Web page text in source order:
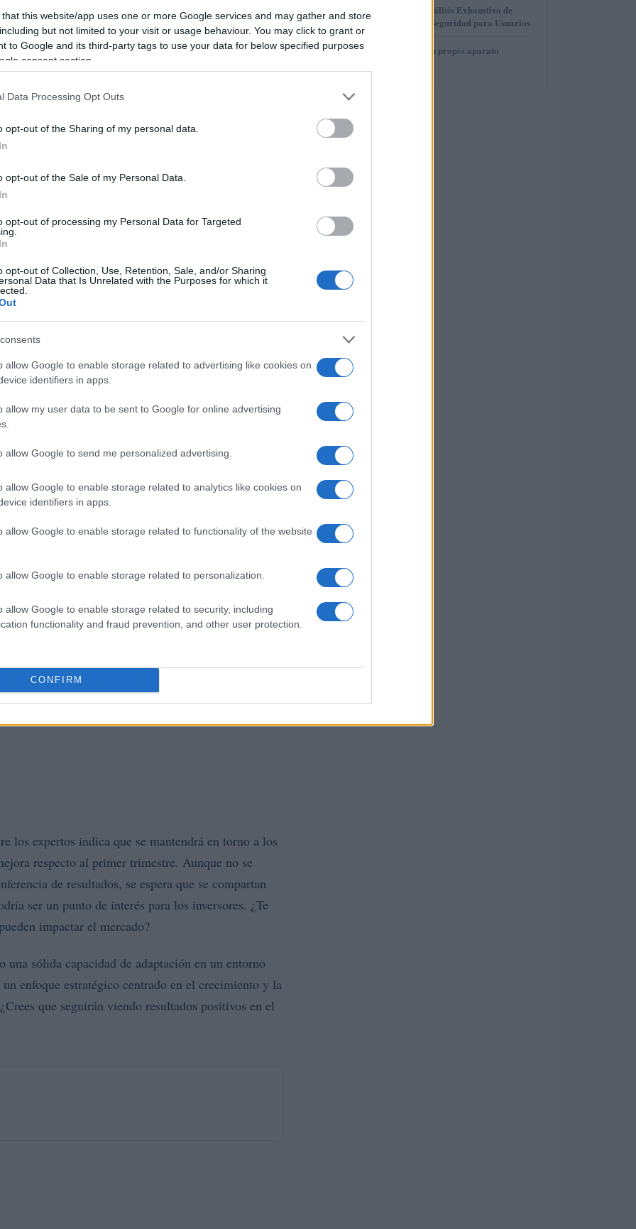
that this website/app uses one or more Google services and may gather and store
but not limited to your visit or usage behaviour. You may click to grant or
to Google and its third-party tags to use your data for below specified purposes
consent section.
Data Processing Opt Outs
opt-out of the Sharing of my personal data.
opt-out of the Sale of my Personal Data.
opt-out of processing my Personal Data for Targeted
opt-out of Collection, Use, Retention, Sale, and/or Sharing
Data that Is Unrelated with the Purposes for which it
allow Google to enable storage related to advertising like cookies on
identifiers in apps.
allow my user data to be sent to Google for online advertising
allow Google to send me personalized advertising.
allow Google to enable storage related to analytics like cookies on
identifiers in apps.
allow Google to enable storage related to functionality of the website
allow Google to enable storage related to personalization.
allow Google to enable storage related to security, including
functionality and fraud prevention, and other user protection.
CONFIRM
Banco Santander mantenga su rentabilidad. Se
los
de inversión y seguros, además de las comisiones
a mejorar su situación financiera. ¿Te has dado
la diferencia?
que Banco Santander obtenga sinergias
el mercado británico. Esta compra se alinea con la
en la banca minorista digital y optimizar su
en un crecimiento sostenido a largo plazo. ¿Qué
el capital tangible (RoTE) de Banco Santander
a los objetivos establecidos por el grupo. En cuanto
, respaldada por la generación orgánica y una gestión
los expertos indica que se mantendrá en torno a los
respecto al primer trimestre. Aunque no se
de resultados, se espera que se compartan
ser un punto de interés para los inversores. ¿Te
impactar el mercado?
una sólida capacidad de adaptación en un entorno
enfoque estratégico centrado en el crecimiento y la
que seguirán viendo resultados positivos en el
4
Gana Crédito: Análisis Exhaustivo de
Funcionalidad y Seguridad para Usuarios
5 Cómo construir tu propio aparato